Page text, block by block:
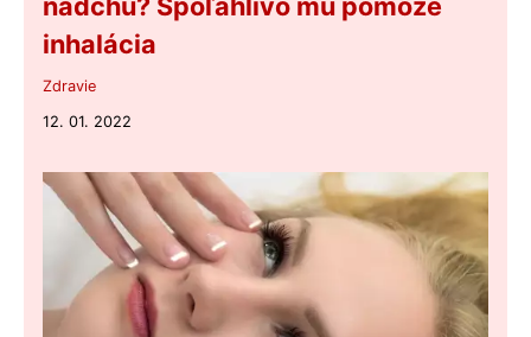
inhalácia
Zdravie
12. 01. 2022